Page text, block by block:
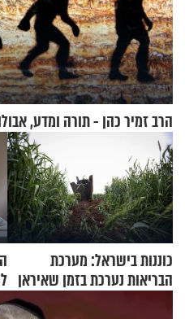
הרב זמיר כהן - תורה ומדע,
כוננות בישראל: מערכת
הבריאות נערכת בזמן שאיראן